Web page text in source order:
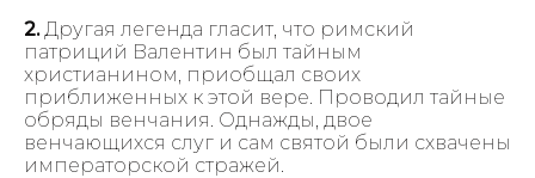
2.Другая легенда гласит, что римский
патриций Валентин был тайным
христианином, приобщал своих
приближенных к этой вере. Проводил тайные
обряды венчания. Однажды, двое
венчающихся слуг и сам святой были схвачены
императорской стражей.